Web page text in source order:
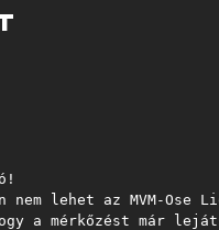
nem lehet az MVM-Ose
a mérkőzést már